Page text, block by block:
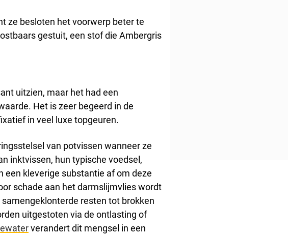
ze besloten het voorwerp beter te
gestuit, een stof die Ambergris
uitzien, maar het had een
Het is zeer begeerd in de
in veel luxe topgeuren.
van potvissen wanneer ze
inktvissen, hun typische voedsel,
een kleverige substantie af om deze
schade aan het darmslijmvlies wordt
resten tot brokken
uitgestoten via de ontlasting of
verandert dit mengsel in een